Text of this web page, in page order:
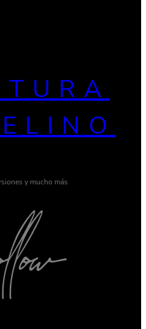
y mucho más